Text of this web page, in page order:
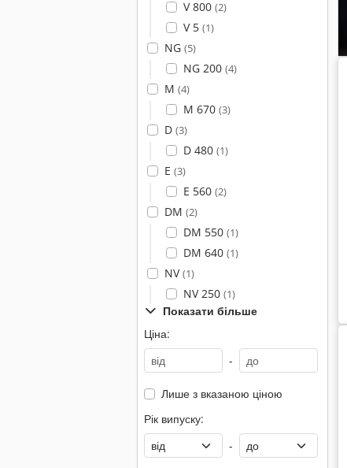
V 800 (2)
V 5 (1)
NG (5)
NG 200 (4)
M (4)
M 670 (3)
D (3)
D 480 (1)
E (3)
E 560 (2)
DM (2)
DM 550 (1)
DM 640 (1)
NV(1)
NV 250 (1)
Показати більше
Ціна:
-
Лише з вказаною ціною
Рік випуску:
-